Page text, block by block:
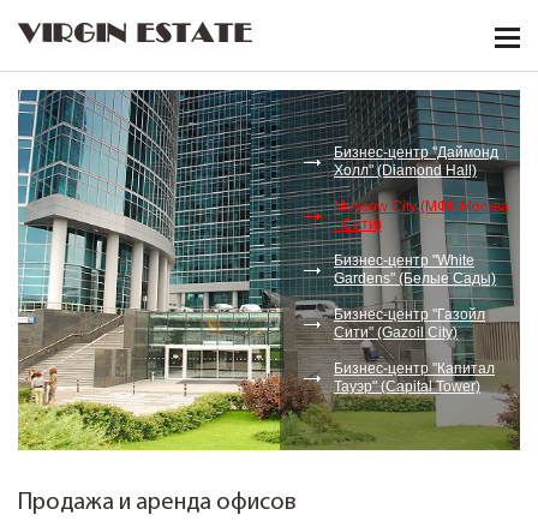
VIRGIN ESTATE
Бизнес-центр "Даймонд
Холл" (Diamond Hall)
Moscow City (МФК Москва
- Сити)
Бизнес-центр "White
Gardens" (Белые Сады)
Бизнес-центр "Газойл
Сити" (Gazoil City)
Бизнес-центр "Капитал
Тауэр" (Capital Tower)
Продажа и аренда офисов